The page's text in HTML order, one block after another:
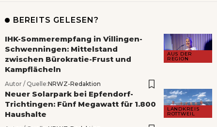
BEREITS GELESEN?
AUS DER
REGION
IHK-Sommerempfang in Villingen-
Schwenningen: Mittelstand
zwischen Bürokratie-Frust und
Kampflächeln
Autor / Quelle:NRWZ-Redaktion
LANDKREIS
ROTTWEIL
Neuer Solarpark bei Epfendorf-
Trichtingen: Fünf Megawatt für 1.800
Haushalte